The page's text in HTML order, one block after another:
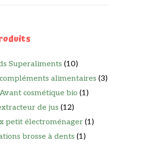
Superaliments (10)
alimentaires (3)
cosmétique bio (1)
de jus (12)
petit électroménager (1)
brosse à dents (1)